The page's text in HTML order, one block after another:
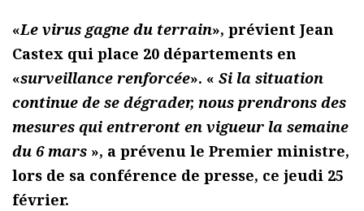
«Le virus gagne du terrain», prévient Jean
Castex qui place 20 départements en
«surveillance renforcée». « Si la situation
continue de se dégrader, nous prendrons des
mesures qui entreront en vigueur la semaine
du 6 mars », a prévenu le Premier ministre,
lors de sa conférence de presse, ce jeudi 25
février.